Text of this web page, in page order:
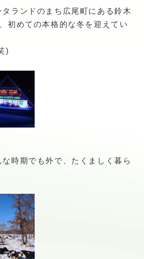
ランドのまち広尾町にある鈴木
初めての本格的な冬を迎えてい
)
時期でも外で、たくましく暮ら